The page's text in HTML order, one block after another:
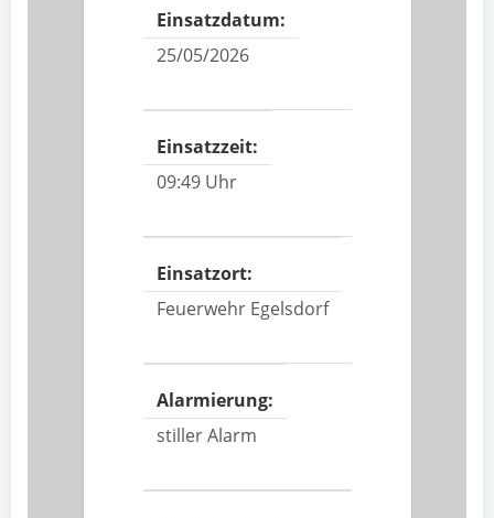
Einsatzdatum:
25/05/2026
Einsatzzeit:
09:49 Uhr
Einsatzort:
Feuerwehr Egelsdorf
Alarmierung:
stiller Alarm